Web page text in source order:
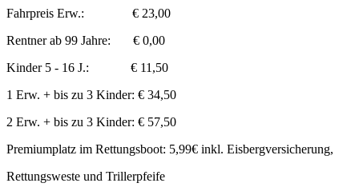
Fahrpreis Erw.: € 23,00
Rentner ab 99 Jahre: € 0,00
Kinder 5 - 16 J.: € 11,50
1 Erw. + bis zu 3 Kinder: € 34,50
2 Erw. + bis zu 3 Kinder: € 57,50
Premiumplatz im Rettungsboot: 5,99€ inkl. Eisbergversicherung,
Rettungsweste und Trillerpfeife